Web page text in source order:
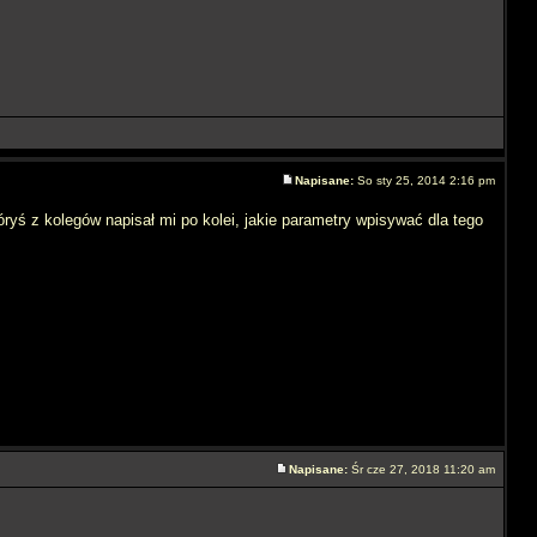
Napisane: So sty 25, 2014 2:16 pm
z kolegów napisał mi po kolei, jakie parametry wpisywać dla tego
Napisane: Śr cze 27, 2018 11:20 am